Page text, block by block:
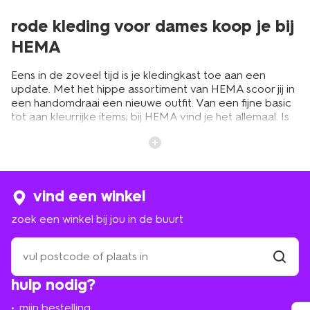
rode kleding voor dames koop je bij
HEMA
Eens in de zoveel tijd is je kledingkast toe aan een
update. Met het hippe assortiment van HEMA scoor jij in
een handomdraai een nieuwe outfit. Van een fijne basic
tot aan kleurrijke items; bij HEMA vind je het allemaal. Is
mooie rode kledingstukken aan ons assortiment
maten en stijlen.
rode dameskleding voor iedere
gelegenheid
Bij HEMA ben je aan het juiste adres voor jouw favoriete
rode kleding voor iedere gelegenheid. Of je nu op zoek
bent naar bordeaux rode kleding voor dames of juist
hulp nodig?
vind een winkel
zoek een winkel bij jou in de buurt
zoek
een
winkel
bij